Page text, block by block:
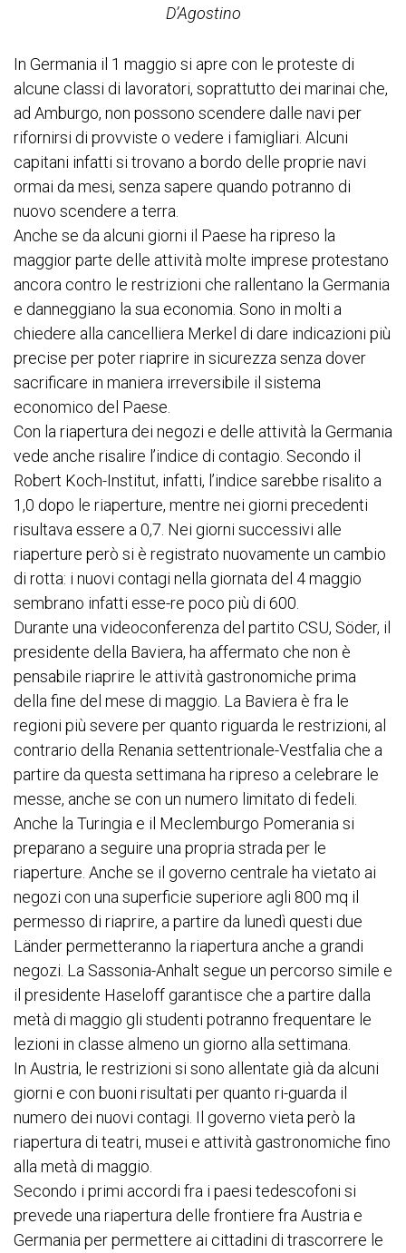
D’Agostino
In Germania il 1 maggio si apre con le proteste di
alcune classi di lavoratori, soprattutto dei marinai che,
ad Amburgo, non possono scendere dalle navi per
rifornirsi di provviste o vedere i famigliari. Alcuni
capitani infatti si trovano a bordo delle proprie navi
ormai da mesi, senza sapere quando potranno di
nuovo scendere a terra.
Anche se da alcuni giorni il Paese ha ripreso la
maggior parte delle attività molte imprese protestano
ancora contro le restrizioni che rallentano la Germania
e danneggiano la sua economia. Sono in molti a
chiedere alla cancelliera Merkel di dare indicazioni più
precise per poter riaprire in sicurezza senza dover
sacrificare in maniera irreversibile il sistema
economico del Paese.
Con la riapertura dei negozi e delle attività la Germania
vede anche risalire l’indice di contagio. Secondo il
Robert Koch-Institut, infatti, l’indice sarebbe risalito a
1,0 dopo le riaperture, mentre nei giorni precedenti
risultava essere a 0,7. Nei giorni successivi alle
riaperture però si è registrato nuovamente un cambio
di rotta: i nuovi contagi nella giornata del 4 maggio
sembrano infatti esse-re poco più di 600.
Durante una videoconferenza del partito CSU, Söder, il
presidente della Baviera, ha affermato che non è
pensabile riaprire le attività gastronomiche prima
della fine del mese di maggio. La Baviera è fra le
regioni più severe per quanto riguarda le restrizioni, al
contrario della Renania settentrionale-Vestfalia che a
partire da questa settimana ha ripreso a celebrare le
messe, anche se con un numero limitato di fedeli.
Anche la Turingia e il Meclemburgo Pomerania si
preparano a seguire una propria strada per le
riaperture. Anche se il governo centrale ha vietato ai
negozi con una superficie superiore agli 800 mq il
permesso di riaprire, a partire da lunedì questi due
Länder permetteranno la riapertura anche a grandi
negozi. La Sassonia-Anhalt segue un percorso simile e
il presidente Haseloff garantisce che a partire dalla
metà di maggio gli studenti potranno frequentare le
lezioni in classe almeno un giorno alla settimana.
In Austria, le restrizioni si sono allentate già da alcuni
giorni e con buoni risultati per quanto ri-guarda il
numero dei nuovi contagi. Il governo vieta però la
riapertura di teatri, musei e attività gastronomiche fino
alla metà di maggio.
Secondo i primi accordi fra i paesi tedescofoni si
prevede una riapertura delle frontiere fra Austria e
Germania per permettere ai cittadini di trascorrere le